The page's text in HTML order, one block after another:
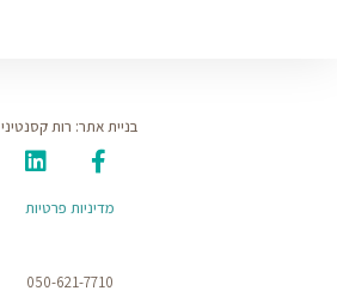
בניית אתר: רות קסנטיני
מדיניות פרטיות
050-621-7710